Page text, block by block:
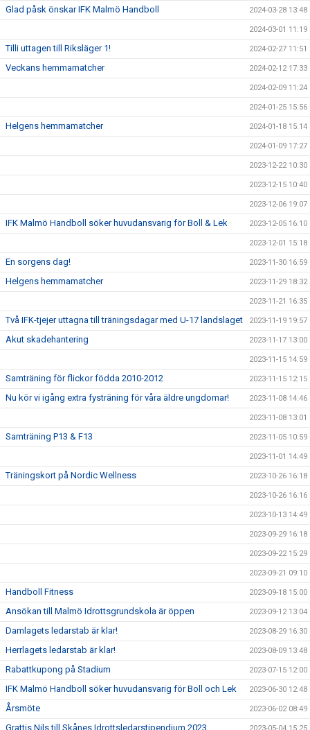
Glad påsk önskar IFK Malmö Handboll 2024-03-28 13:48
2024-03-01 11:19
Tilli uttagen till Riksläger 1! 2024-02-27 11:51
Veckans hemmamatcher 2024-02-12 17:33
2024-02-09 11:24
2024-01-25 15:56
Helgens hemmamatcher 2024-01-18 15:14
2024-01-09 17:27
2023-12-22 10:30
2023-12-15 10:40
2023-12-06 19:07
IFK Malmö Handboll söker huvudansvarig för Boll & Lek 2023-12-05 16:10
2023-12-01 15:18
En sorgens dag! 2023-11-30 16:59
Helgens hemmamatcher 2023-11-29 18:32
2023-11-21 16:35
Två IFK-tjejer uttagna till träningsdagar med U-17 landslaget 2023-11-19 19:57
Akut skadehantering 2023-11-17 13:00
2023-11-15 14:59
Samträning för flickor födda 2010-2012 2023-11-15 12:15
Nu kör vi igång extra fysträning för våra äldre ungdomar! 2023-11-08 14:46
2023-11-08 13:01
Samträning P13 & F13 2023-11-05 10:59
2023-11-01 14:49
Träningskort på Nordic Wellness 2023-10-26 16:18
2023-10-26 16:16
2023-10-13 14:49
2023-09-29 16:18
2023-09-22 15:29
2023-09-21 09:10
Handboll Fitness 2023-09-18 15:00
Ansökan till Malmö Idrottsgrundskola är öppen 2023-09-12 13:04
Damlagets ledarstab är klar! 2023-08-29 16:30
Herrlagets ledarstab är klar! 2023-08-09 13:48
Rabattkupong på Stadium 2023-07-15 12:00
IFK Malmö Handboll söker huvudansvarig för Boll och Lek 2023-06-30 12:48
Årsmöte 2023-06-02 08:49
Grattis Nils till Skånes Idrottsledarstipendium 2023 2023-05-04 15:25